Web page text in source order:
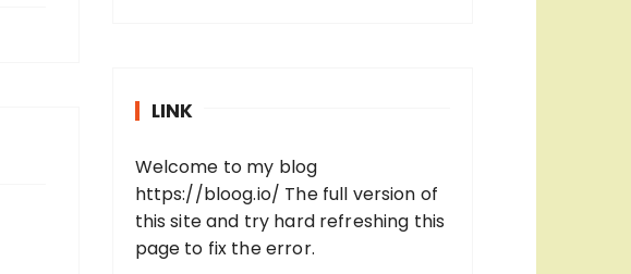
LINK
Welcome to my blog
https://bloog.io/ The full version of
this site and try hard refreshing this
page to fix the error.